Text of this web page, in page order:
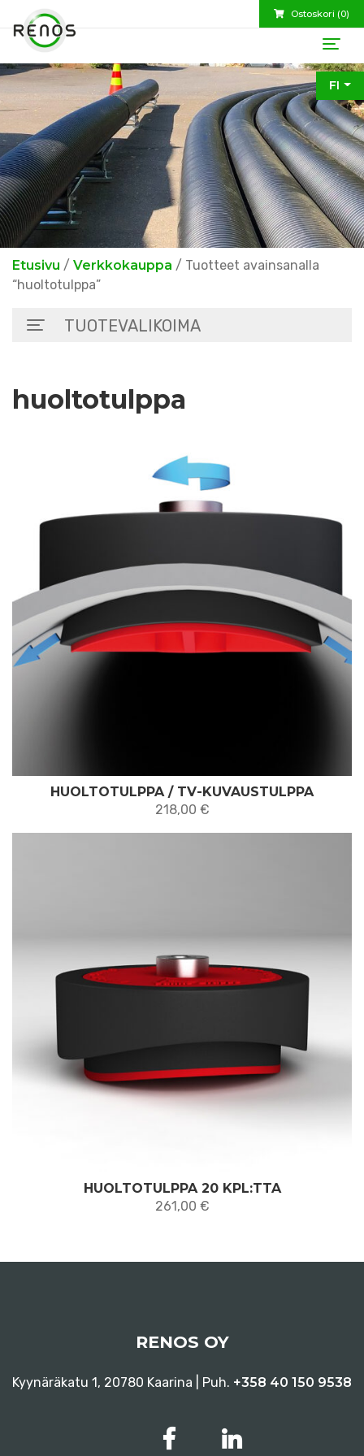
Ostoskori (0)
FI
Etusivu / Verkkokauppa / Tuotteet avainsanalla
“huoltotulppa”
TUOTEVALIKOIMA
huoltotulppa
HUOLTOTULPPA / TV-KUVAUSTULPPA
218,00 €
HUOLTOTULPPA 20 KPL:TTA
261,00 €
RENOS OY
Kyynäräkatu 1, 20780 Kaarina | Puh. +358 40 150 9538